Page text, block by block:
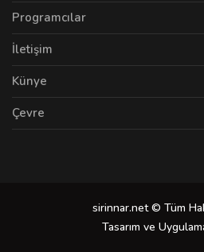
Programcılar
İletişim
Künye
Çevre
sirinnar.net © Tüm
Tasarım ve